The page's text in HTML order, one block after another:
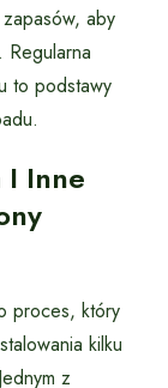
aby
to podstawy
I Inne
proces, który
kilku
z